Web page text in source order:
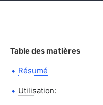
Table des matières
Résumé
Utilisation: